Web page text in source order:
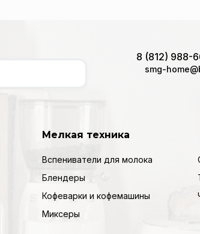
8 (812) 988-
smg-
Мелкая техника
Вспениватели для молока
Блендеры
Кофеварки и кофемашины
Миксеры